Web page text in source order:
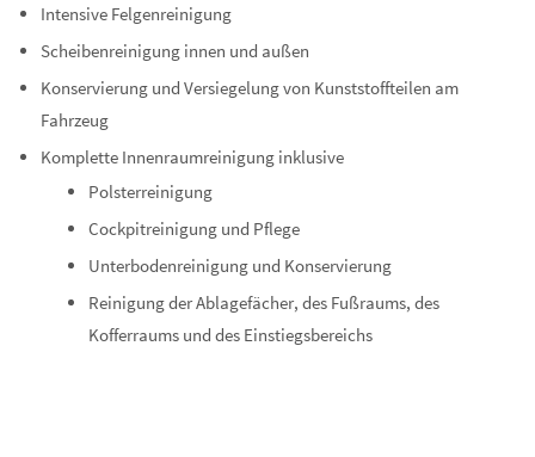
Intensive Felgenreinigung
Scheibenreinigung innen und außen
Konservierung und Versiegelung von Kunststoffteilen am
Fahrzeug
Komplette Innenraumreinigung inklusive
Polsterreinigung
Cockpitreinigung und Pflege
Unterbodenreinigung und Konservierung
Reinigung der Ablagefächer, des Fußraums, des
Kofferraums und des Einstiegsbereichs